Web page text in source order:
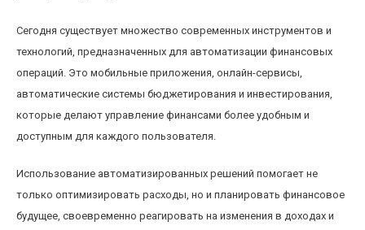
Сегодня существует множество современных инструментов и
технологий, предназначенных для автоматизации финансовых
операций. Это мобильные приложения, онлайн-сервисы,
автоматические системы бюджетирования и инвестирования,
которые делают управление финансами более удобным и
доступным для каждого пользователя.
Использование автоматизированных решений помогает не
только оптимизировать расходы, но и планировать финансовое
будущее, своевременно реагировать на изменения в доходах и